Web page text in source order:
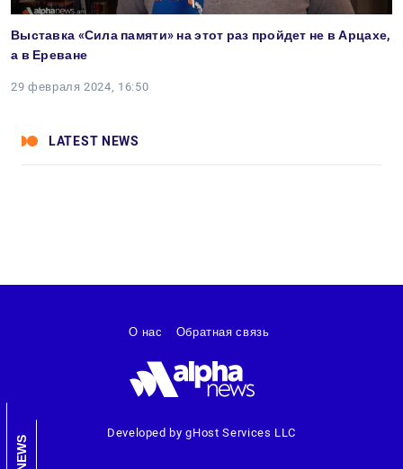
Выставка «Сила памяти» на этот раз пройдет не в Арцахе,
а в Ереване
29 февраля 2024, 16:50
LATEST NEWS
NEWS
Developed by gHost Services LLC
О нас Обратная связь